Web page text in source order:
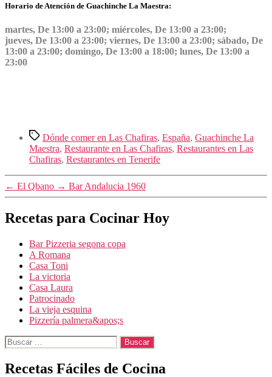
Horario de Atención de Guachinche La Maestra:
martes, De 13:00 a 23:00; miércoles, De 13:00 a 23:00;
jueves, De 13:00 a 23:00; viernes, De 13:00 a 23:00; sábado, De
13:00 a 23:00; domingo, De 13:00 a 18:00; lunes, De 13:00 a
23:00
Etiquetas
Dónde comer en Las Chafiras, España, Guachinche La
Maestra, Restaurante en Las Chafiras, Restaurantes en Las
Chafiras, Restaurantes en Tenerife
← El Qbano → Bar Andalucia 1960
Recetas para Cocinar Hoy
Bar Pizzeria segona copa
A Romana
Casa Toni
La victoria
Casa Laura
Patrocinado
La vieja esquina
Pizzería palmera&apos;s
Buscar:
Recetas Fáciles de Cocina